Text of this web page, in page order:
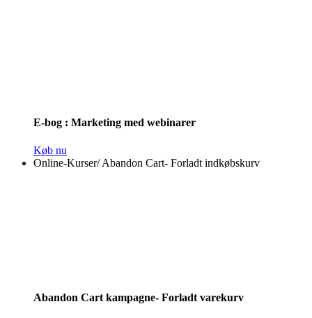
E-bog : Marketing med webinarer
Køb nu
Online-Kurser/ Abandon Cart- Forladt indkøbskurv
Abandon Cart kampagne- Forladt varekurv